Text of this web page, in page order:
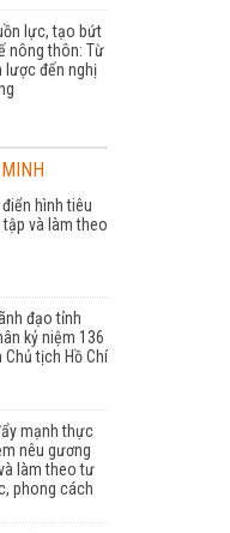
lực, tạo bứt
nông thôn: Từ
lược đến nghị
hình tiêu
và làm theo
đạo tỉnh
kỷ niệm 136
tịch Hồ Chí
mạnh thực
nêu gương
làm theo tư
phong cách